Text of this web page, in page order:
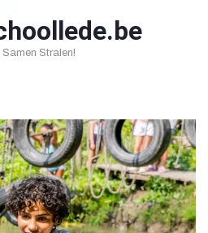
Samen Stralen!